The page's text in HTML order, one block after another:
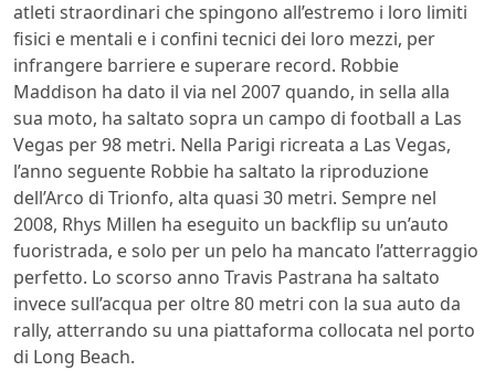
atleti straordinari che spingono all’estremo i loro limiti
fisici e mentali e i confini tecnici dei loro mezzi, per
infrangere barriere e superare record. Robbie
Maddison ha dato il via nel 2007 quando, in sella alla
sua moto, ha saltato sopra un campo di football a Las
Vegas per 98 metri. Nella Parigi ricreata a Las Vegas,
l’anno seguente Robbie ha saltato la riproduzione
dell’Arco di Trionfo, alta quasi 30 metri. Sempre nel
2008, Rhys Millen ha eseguito un backflip su un’auto
fuoristrada, e solo per un pelo ha mancato l’atterraggio
perfetto. Lo scorso anno Travis Pastrana ha saltato
invece sull’acqua per oltre 80 metri con la sua auto da
rally, atterrando su una piattaforma collocata nel porto
di Long Beach.